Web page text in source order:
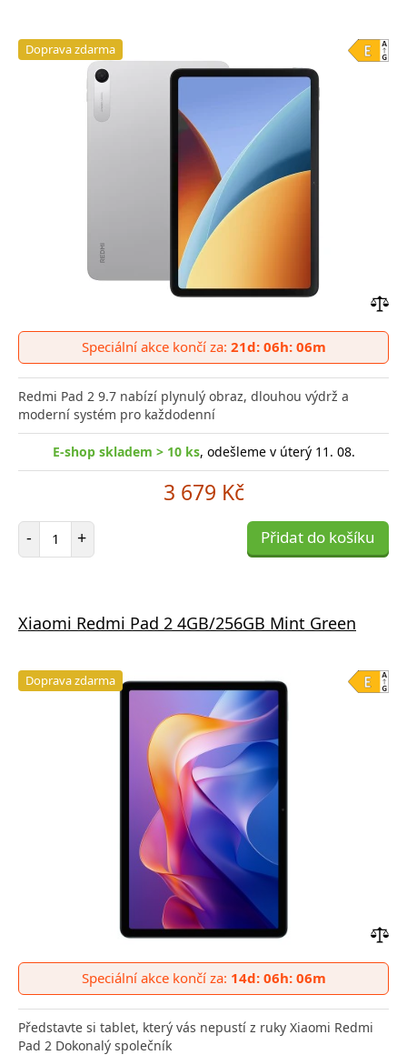
Doprava zdarma
do
Speciální akce končí za: 21d: 06h: 06m
Redmi Pad 2 9.7 nabízí plynulý obraz, dlouhou výdrž a
moderní systém pro každodenní
E-shop skladem > 10 ks, odešleme v úterý 11. 08.
3 679 Kč
- Počet položek
+ Přidat do košíku
Xiaomi Redmi Pad 2 4GB/256GB Mint Green
Doprava zdarma
do
Speciální akce končí za: 14d: 06h: 06m
Představte si tablet, který vás nepustí z ruky Xiaomi Redmi
Pad 2 Dokonalý společník